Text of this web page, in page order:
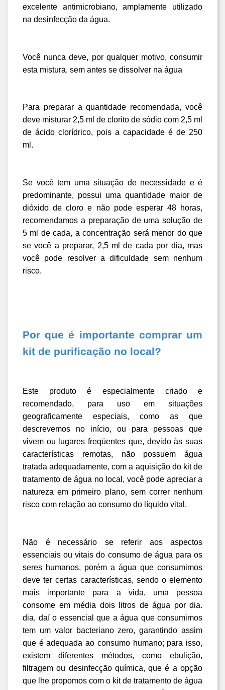
excelente antimicrobiano, amplamente utilizado
na desinfecção da água.
Você nunca deve, por qualquer motivo, consumir
esta mistura, sem antes se dissolver na água
Para preparar a quantidade recomendada, você
deve misturar 2,5 ml de clorito de sódio com 2,5 ml
de ácido clorídrico, pois a capacidade é de 250
ml.
Se você tem uma situação de necessidade e é
predominante, possui uma quantidade maior de
dióxido de cloro e não pode esperar 48 horas,
recomendamos a preparação de uma solução de
5 ml de cada, a concentração será menor do que
se você a preparar, 2,5 ml de cada por dia, mas
você pode resolver a dificuldade sem nenhum
risco.
Por que é importante comprar um
kit de purificação no local?
Este produto é especialmente criado e
recomendado, para uso em situações
geograficamente especiais, como as que
descrevemos no início, ou para pessoas que
vivem ou lugares freqüentes que, devido às suas
características remotas, não possuem água
tratada adequadamente, com a aquisição do kit de
tratamento de água no local, você pode apreciar a
natureza em primeiro plano, sem correr nenhum
risco com relação ao consumo do líquido vital.
Não é necessário se referir aos aspectos
essenciais ou vitais do consumo de água para os
seres humanos, porém a água que consumimos
deve ter certas características, sendo o elemento
mais importante para a vida, uma pessoa
consome em média dois litros de água por dia.
dia, daí o essencial que a água que consumimos
tem um valor bacteriano zero, garantindo assim
que é adequada ao consumo humano; para isso,
existem diferentes métodos, como ebulição,
filtragem ou desinfecção química, que é a opção
que lhe propomos com o kit de tratamento de água